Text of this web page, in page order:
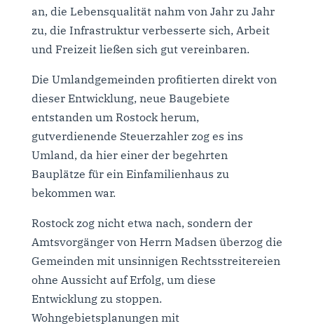
an, die Lebensqualität nahm von Jahr zu Jahr
zu, die Infrastruktur verbesserte sich, Arbeit
und Freizeit ließen sich gut vereinbaren.
Die Umlandgemeinden profitierten direkt von
dieser Entwicklung, neue Baugebiete
entstanden um Rostock herum,
gutverdienende Steuerzahler zog es ins
Umland, da hier einer der begehrten
Bauplätze für ein Einfamilienhaus zu
bekommen war.
Rostock zog nicht etwa nach, sondern der
Amtsvorgänger von Herrn Madsen überzog die
Gemeinden mit unsinnigen Rechtsstreitereien
ohne Aussicht auf Erfolg, um diese
Entwicklung zu stoppen.
Wohngebietsplanungen mit